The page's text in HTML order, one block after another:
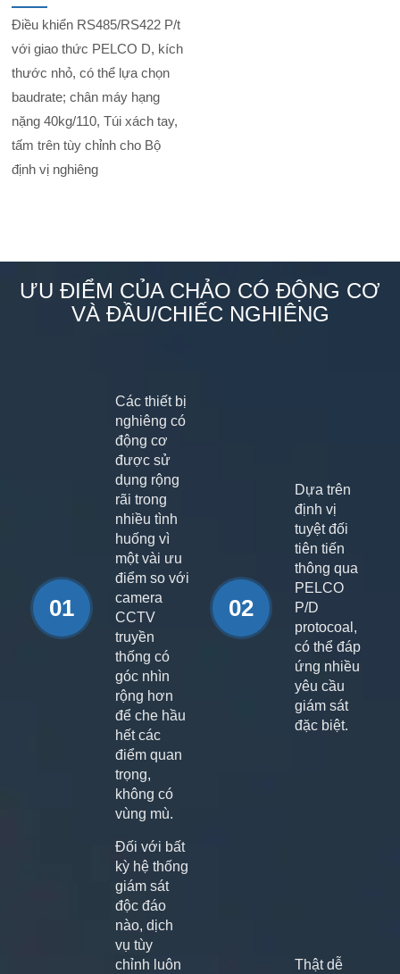
Điều khiển RS485/RS422 P/t
với giao thức PELCO D, kích
thước nhỏ, có thể lựa chọn
baudrate; chân máy hạng
nặng 40kg/110, Túi xách tay,
tấm trên tùy chỉnh cho Bộ
định vị nghiêng
ƯU ĐIỂM CỦA CHẢO CÓ ĐỘNG CƠ
VÀ ĐẦU/CHIẾC NGHIÊNG
01
Các thiết bị
nghiêng có
động cơ
được sử
dụng rộng
rãi trong
nhiều tình
huống vì
một vài ưu
điểm so với
camera
CCTV
truyền
thống có
góc nhìn
rộng hơn
để che hầu
hết các
điểm quan
trọng,
không có
vùng mù.
02
Dựa trên
định vị
tuyệt đối
tiên tiến
thông qua
PELCO
P/D
protocoal,
có thể đáp
ứng nhiều
yêu cầu
giám sát
đặc biệt.
Đối với bất
kỳ hệ thống
giám sát
độc đáo
nào, dịch
vụ tùy
chỉnh luôn
Thật dễ